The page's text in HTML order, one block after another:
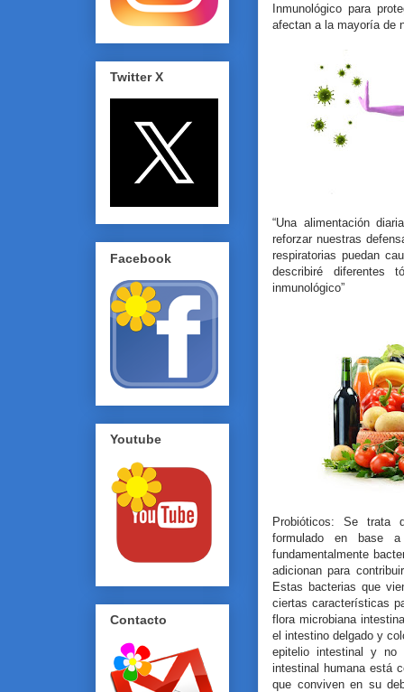
Inmunológico para
afectan a la mayoría de
“Una alimentación
reforzar nuestras
respiratorias puedan
describiré diferentes
inmunológico”
Probióticos: Se trata
formulado en base a
fundamentalmente
adicionan para
Estas bacterias que
ciertas características
flora microbiana
el intestino delgado y
epitelio intestinal y no
intestinal humana está
que conviven en su
Twitter X
Facebook
Youtube
Contacto